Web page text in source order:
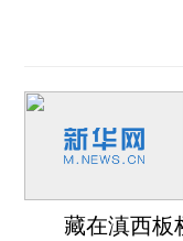
藏在滇西板